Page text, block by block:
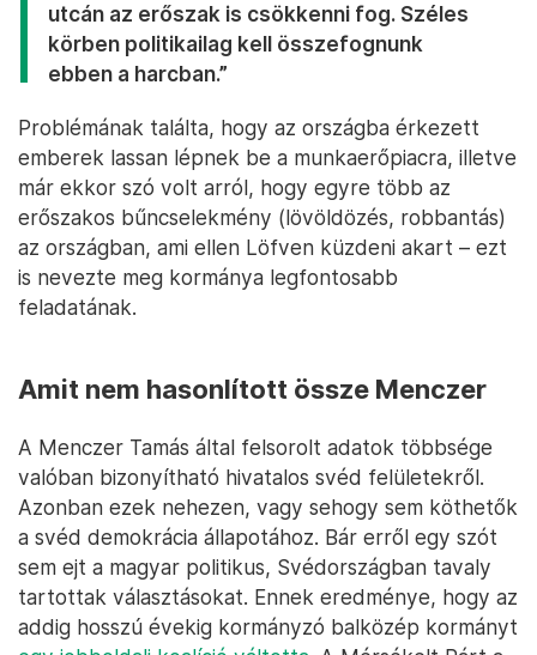
utcán az erőszak is csökkenni fog. Széles
körben politikailag kell összefognunk
ebben a harcban.”
Problémának találta, hogy az országba érkezett
emberek lassan lépnek be a munkaerőpiacra, illetve
már ekkor szó volt arról, hogy egyre több az
erőszakos bűncselekmény (lövöldözés, robbantás)
az országban, ami ellen Löfven küzdeni akart – ezt
is nevezte meg kormánya legfontosabb
feladatának.
Amit nem hasonlított össze Menczer
A Menczer Tamás által felsorolt adatok többsége
valóban bizonyítható hivatalos svéd felületekről.
Azonban ezek nehezen, vagy sehogy sem köthetők
a svéd demokrácia állapotához. Bár erről egy szót
sem ejt a magyar politikus, Svédországban tavaly
tartottak választásokat. Ennek eredménye, hogy az
addig hosszú évekig kormányzó balközép kormányt